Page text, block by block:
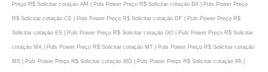
Preço R$ Solicitar cotaçāo AM | Puls Power Preço R$ Solicitar cotaçāo BA | Puls Power Preço
R$ Solicitar cotaçāo CE | Puls Power Preço R$ Solicitar cotaçāo DF | Puls Power Preço R$
Solicitar cotaçāo ES | Puls Power Preço R$ Solicitar cotaçāo GO | Puls Power Preço R$ Solicitar
cotaçāo MA | Puls Power Preço R$ Solicitar cotaçāo MT | Puls Power Preço R$ Solicitar cotaçāo
MS | Puls Power Preço R$ Solicitar cotaçāo MG | Puls Power Preço R$ Solicitar cotaçāo PA |